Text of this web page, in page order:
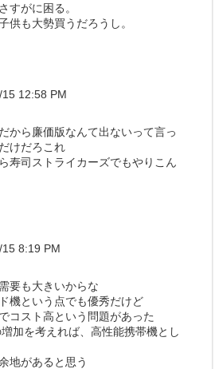
すがに困る。
供も大勢買うだろうし。
12:58 PM
から廉価版なんて出ないって言っ
けだろこれ
寿司ストライカーズでもやりこん
8:19 PM
要も大きいからな
機という点でも優秀だけど
コスト高という問題があった
加を考えれば、高性能携帯機とし
地があると思う